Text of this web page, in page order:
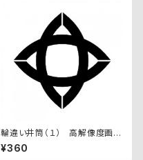
輪違い井筒（１） 高解像度画像
セット
¥360